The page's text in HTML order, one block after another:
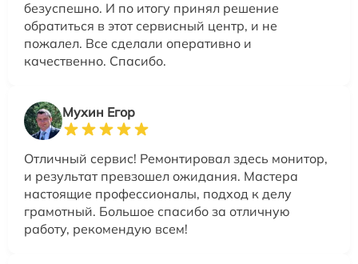
безуспешно. И по итогу принял решение
обратиться в этот сервисный центр, и не
пожалел. Все сделали оперативно и
качественно. Спасибо.
Мухин Егор
Отличный сервис! Ремонтировал здесь монитор,
и результат превзошел ожидания. Мастера
настоящие профессионалы, подход к делу
грамотный. Большое спасибо за отличную
работу, рекомендую всем!